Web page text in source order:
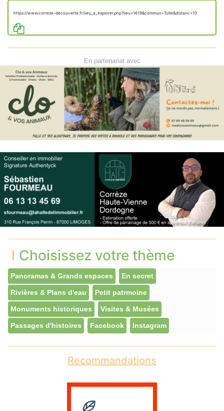
la rue Jean Jaurès
100 m
quai de la République (D
80 m
Aller tout droit sur la
place Jean Tavé
Tourner à gauche sur
l’avenue Charles de
Gaulle
Tourner à droite sur la
place Monseigneur
Berteaud
40 m
Vous êtes arrivé à votre
destination
0 m
https://www.correze-decouverte.fr/lieu_a_explorer.php?lieu=1619&commun=Tulle&distanc=10
En partenariat avec
Choisissez votre thème
Panoramas & Grands espaces En secret
Rivières & Plans d'eau Petit patrmoine
Monuments historiques Visites & Musées
Passages d'histoires Facebook Instagram
Recommandations